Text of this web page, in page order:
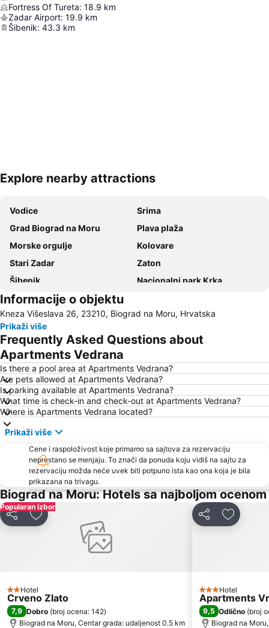
Fortress Of Tureta: 18.9 km
Zadar Airport: 19.9 km
Šibenik: 43.3 km
Explore nearby attractions
Vodice
Srima
Grad Biograd na Moru
Plava plaža
Morske orgulje
Kolovare
Stari Zadar
Zaton
Šibenik
Nacionalni park Krka
Avtobusni kolodvor Zadar - Liburnija
Stari grad
Banj
Obala kralja Petra Krešimira IV
Dražica Biograd na Moru
Croatia
Informacije o objektu
Kneza Višeslava 26, 23210, Biograd na Moru, Hrvatska
Prikaži više
Frequently Asked Questions about
Apartments Vedrana
Is there a pool area at Apartments Vedrana?
Are pets allowed at Apartments Vedrana?
Is parking available at Apartments Vedrana?
What time is check-in and check-out at Apartments Vedrana?
Where is Apartments Vedrana located?
Prikaži više
Cene i raspoloživost koje primamo sa sajtova za rezervaciju
neprestano se menjaju. To znači da ponuda koju vidiš na sajtu za
rezervaciju možda neće uvek biti potpuno ista kao ona koja je bila
prikazana na trivagu.
Biograd na Moru: Hotels sa najboljom ocenom
Popularan izbor
Deli Dodati u favorite
2 Zvezdice
Hotel
Crveno Zlato
7,9 Dobro (broj ocena: 142)
Biograd na Moru, Centar grada: udaljenost 0.5 km
Deli Dodati
3 Zvezdice
Hotel
Apartments
9,5 Odlično (broj
Biograd na